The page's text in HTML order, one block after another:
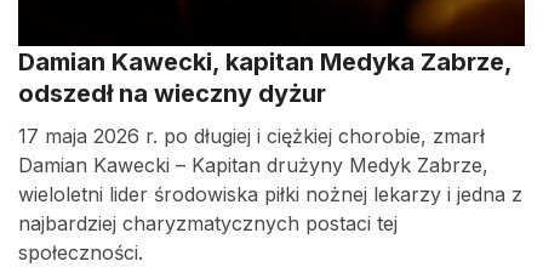
Damian Kawecki, kapitan Medyka Zabrze,
odszedł na wieczny dyżur
17 maja 2026 r. po długiej i ciężkiej chorobie, zmarł
Damian Kawecki – Kapitan drużyny Medyk Zabrze,
wieloletni lider środowiska piłki nożnej lekarzy i jedna z
najbardziej charyzmatycznych postaci tej
społeczności.